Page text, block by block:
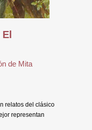
de Mita
relatos del clásico
representan